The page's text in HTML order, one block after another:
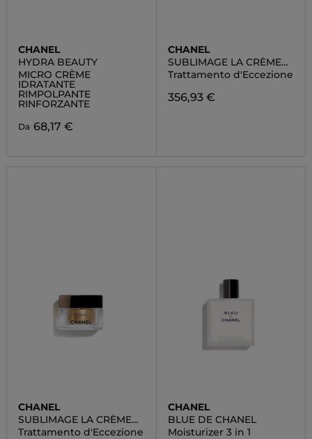
CHANEL
HYDRA BEAUTY
MICRO CRÈME
IDRATANTE
RIMPOLPANTE
RINFORZANTE
Da 68,17 €
CHANEL
SUBLIMAGE LA CRÈME
TEXTURE FINE
Trattamento d'Eccezione
356,93 €
CHANEL
SUBLIMAGE LA CRÈME
TEXTURE SUPRÊME
Trattamento d'Eccezione
CHANEL
BLUE DE CHANEL
Moisturizer 3 in 1